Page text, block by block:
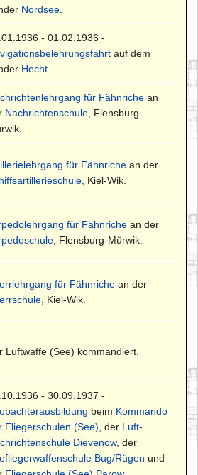
Nordsee
- 01.02.1936 -
auf dem
Hecht
für Fähnriche an
Nachrichtenschule , Flensburg-
für Fähnriche an der
, Kiel-Wik.
für Fähnriche an der
, Flensburg-Mürwik.
für Fähnriche an der
, Kiel-Wik.
Luftwaffe (See) kommandiert.
- 30.09.1937 -
beim Kommando
Fliegerschulen (See) , der Luft-
Dievenow, der
Bug/Rügen und